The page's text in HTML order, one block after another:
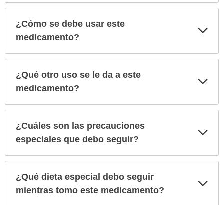
¿Cómo se debe usar este
medicamento?
¿Qué otro uso se le da a este
medicamento?
¿Cuáles son las precauciones
especiales que debo seguir?
¿Qué dieta especial debo seguir
mientras tomo este medicamento?